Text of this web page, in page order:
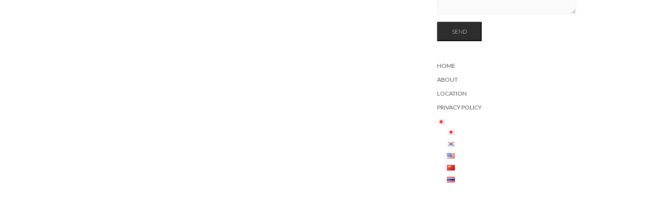
HOME
ABOUT
LOCATION
PRIVACY POLICY